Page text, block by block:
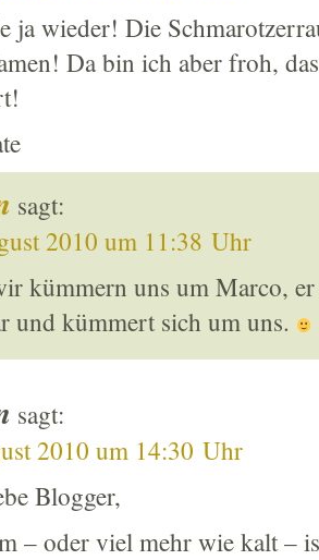
ja wieder! Die
Da bin ich aber froh,
sagt:
2010 um 11:38 Uhr
kümmern uns um Marco,
und kümmert sich um uns.
sagt:
2010 um 14:30 Uhr
Blogger,
– oder viel mehr wie kalt –